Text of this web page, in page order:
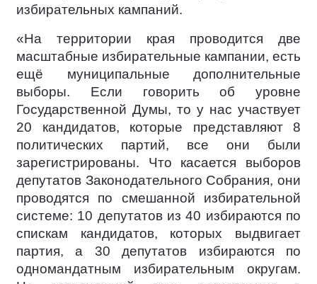
избирательных кампаний.
«На территории края проводится две
масштабные избирательные кампании, есть
ещё муниципальные дополнительные
выборы. Если говорить об уровне
Государственной Думы, то у нас участвует
20 кандидатов, которые представляют 8
политических партий, все они были
зарегистрированы. Что касается выборов
депутатов Законодательного Собрания, они
проводятся по смешанной избирательной
системе: 10 депутатов из 40 избираются по
спискам кандидатов, которых выдвигает
партия, а 30 депутатов избираются по
одномандатным избирательным округам.